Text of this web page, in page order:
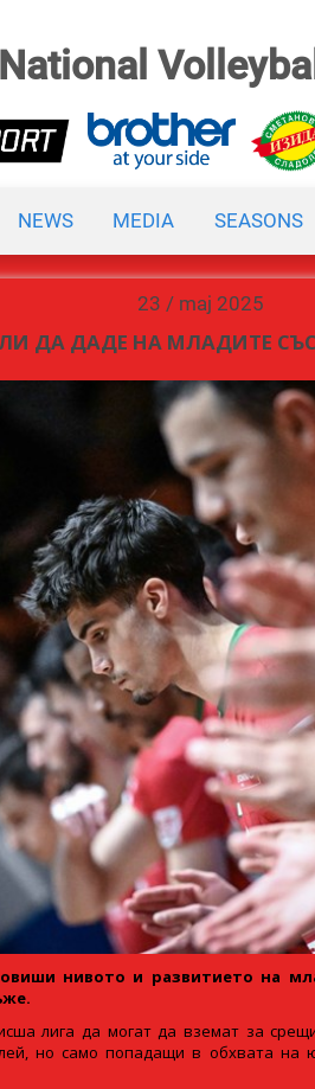
National
NEWS MEDIA SEASONS
23 / maj 2025
ДА ДАДЕ НА МЛАДИТЕ
нивото и развитието на
лига да могат да вземат за
но само попадащи в обхвата на